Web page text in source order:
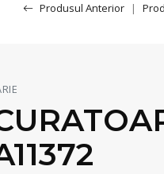
Produsul Anterior |